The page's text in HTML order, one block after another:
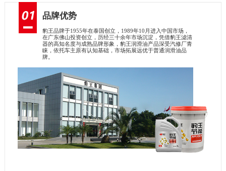
品牌优势
豹王品牌于1955年在泰国创立，1989年10月进入中国市场，
在广东佛山投资创立，历经三十余年市场沉淀，凭借豹王滤清
器的高知名度与成熟品牌形象，豹王润滑油产品深受汽修厂青
睐，依托车主原有认知基础，市场拓展远优于普通润滑油品
牌。